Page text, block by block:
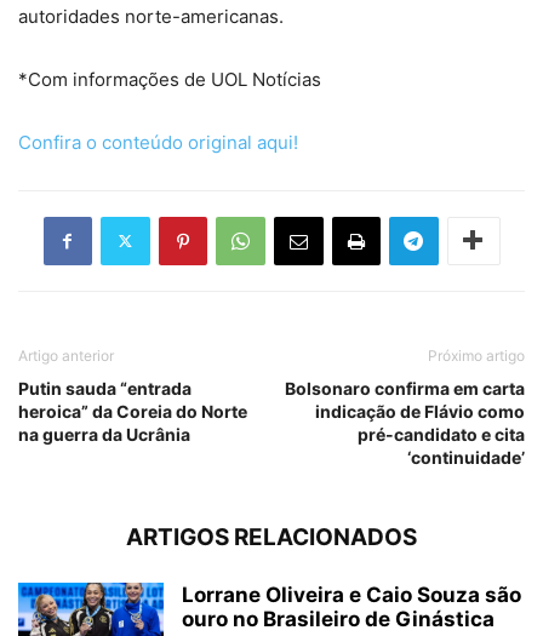
autoridades norte-americanas.
*Com informações de UOL Notícias
Confira o conteúdo original aqui!
Artigo anterior
Putin sauda “entrada
heroica” da Coreia do Norte
na guerra da Ucrânia
Próximo artigo
Bolsonaro confirma em carta
indicação de Flávio como
pré-candidato e cita
‘continuidade’
ARTIGOS RELACIONADOS
Lorrane Oliveira e Caio Souza são
ouro no Brasileiro de Ginástica